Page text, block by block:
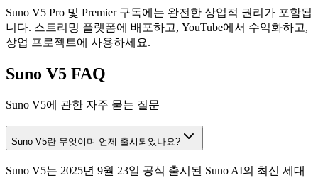
Suno V5 Pro 및 Premier 구독에는 완전한 상업적 권리가 포함됩
니다. 스트리밍 플랫폼에 배포하고, YouTube에서 수익화하고,
상업 프로젝트에 사용하세요.
Suno V5 FAQ
Suno V5에 관한 자주 묻는 질문
Suno V5란 무엇이며 언제 출시되었나요?
Suno V5는 2025년 9월 23일 공식 출시된 Suno AI의 최신 세대